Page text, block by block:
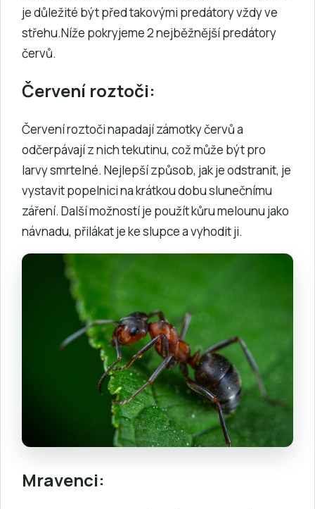
je důležité být před takovými predátory vždy ve
střehu.Níže pokryjeme 2 nejběžnější predátory
červů.
Červení roztoči:
Červení roztoči napadají zámotky červů a
odčerpávají z nich tekutinu, což může být pro
larvy smrtelné. Nejlepší způsob, jak je odstranit, je
vystavit popelnici na krátkou dobu slunečnímu
záření. Další možností je použít kůru melounu jako
návnadu, přilákat je ke slupce a vyhodit ji.
Mravenci: